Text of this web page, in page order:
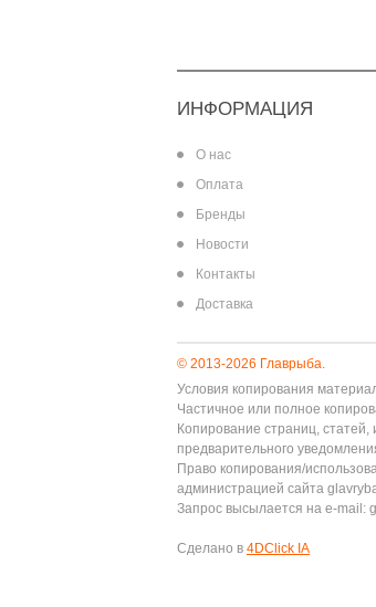
ИНФОРМАЦИЯ
О нас
Оплата
Бренды
Новости
Контакты
Доставка
© 2013-2026 Главрыба.
Условия копирования
Частичное или полное
Копирование страниц,
предварительного
Право копирования/
администрацией сайта
Запрос высылается на e-mail:
Сделано в 4DClick IA